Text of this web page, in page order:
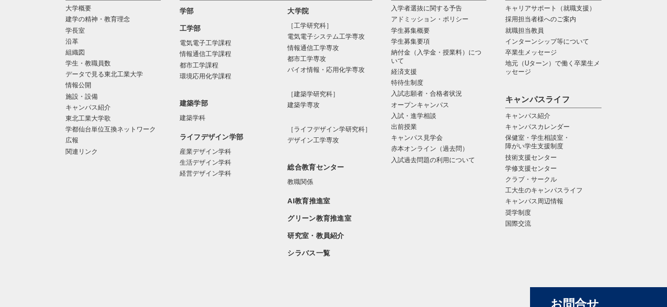
大学概要
建学の精神・教育理念
学長室
沿革
組織図
学生・教職員数
データで見る東北工業大学
情報公開
施設・設備
キャンパス紹介
東北工業大学歌
学都仙台単位互換ネットワーク
広報
関連リンク
学部
工学部
電気電子工学課程
情報通信工学課程
都市工学課程
環境応用化学課程
建築学部
建築学科
ライフデザイン学部
産業デザイン学科
生活デザイン学科
経営デザイン学科
大学院
［工学研究科］
電気電⼦システム⼯学専攻
情報通信⼯学専攻
都市⼯学専攻
バイオ情報・応⽤化学専攻
［建築学研究科］
建築学専攻
［ライフデザイン学研究科］
デザイン工学専攻
総合教育センター
教職関係
AI教育推進室
グリーン教育推進室
研究室・教員紹介
シラバス一覧
入学者選抜に関する予告
アドミッション・ポリシー
学生募集概要
学生募集要項
納付金（入学金・授業料）につ
いて
経済支援
特待生制度
入試志願者・合格者状況
オープンキャンパス
入試・進学相談
出前授業
キャンパス見学会
赤本オンライン（過去問）
入試過去問題の利用について
キャリアサポート（就職支援）
採用担当者様へのご案内
就職担当教員
インターンシップ等について
卒業生メッセージ
地元（Uターン）で働く卒業生メ
ッセージ
キャンパスライフ
キャンパス紹介
キャンパスカレンダー
保健室・学生相談室・
障がい学生支援制度
技術支援センター
学修支援センター
クラブ・サークル
工大生のキャンパスライフ
キャンパス周辺情報
奨学制度
国際交流
お問合せ